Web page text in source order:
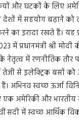
और घटकों के लिए
में सहयोग बढ़ाने को
का इरादा रखते हैं।
में प्रधानमंत्री श्री
में रणनीतिक तौर
तेजी से इलेक्ट्रिक बसों
अभिनव स्वच्छ ऊर्जा
अमेरिकी और
में स्वच्छ आर्थिक